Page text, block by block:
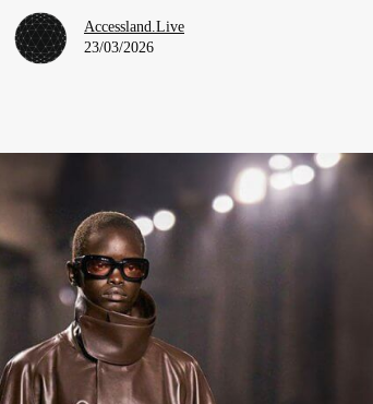
Accessland.Live
23/03/2026